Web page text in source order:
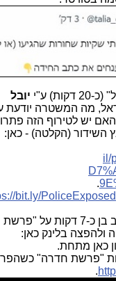
יובל
המשטרה יודעת עלינו
לטירוף הזה פתרון?
https://bit.ly/
.
: פורסם (ע"י מתנדב) סרטון ביוטיוב בן כ-7 דקות על "פרשת
בלינק כאן:
מתחת.
חדרה" כשהפרק